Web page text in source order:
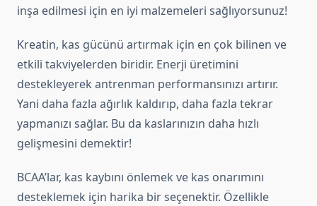
inşa edilmesi için en iyi malzemeleri sağlıyorsunuz!
Kreatin, kas gücünü artırmak için en çok bilinen ve
etkili takviyelerden biridir. Enerji üretimini
destekleyerek antrenman performansınızı artırır.
Yani daha fazla ağırlık kaldırıp, daha fazla tekrar
yapmanızı sağlar. Bu da kaslarınızın daha hızlı
gelişmesini demektir!
BCAA’lar, kas kaybını önlemek ve kas onarımını
desteklemek için harika bir seçenektir. Özellikle